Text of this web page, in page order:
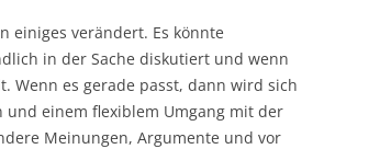
einiges verändert. Es könnte
in der Sache diskutiert und wenn
Wenn es gerade passt, dann wird sich
einem flexiblem Umgang mit der
Meinungen, Argumente und vor